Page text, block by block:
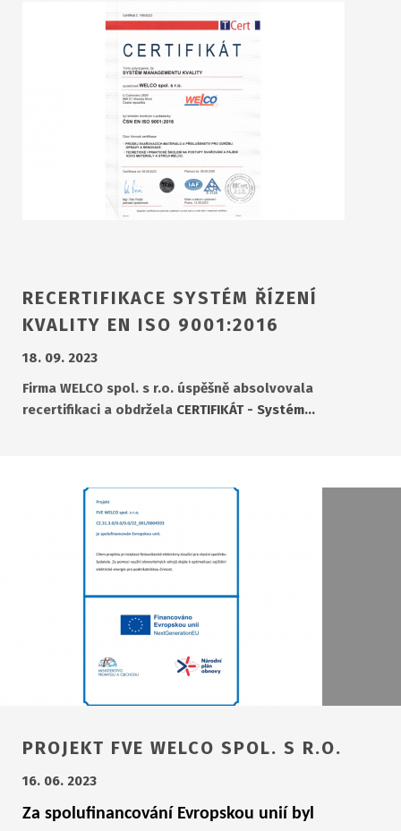
RECERTIFIKACE SYSTÉM ŘÍZENÍ
KVALITY EN ISO 9001:2016
18. 09. 2023
Firma WELCO spol. s r.o. úspěšně absolvovala
recertifikaci a obdržela CERTIFIKÁT - Systém…
PROJEKT FVE WELCO SPOL. S R.O.
16. 06. 2023
Za spolufinancování Evropskou unií byl